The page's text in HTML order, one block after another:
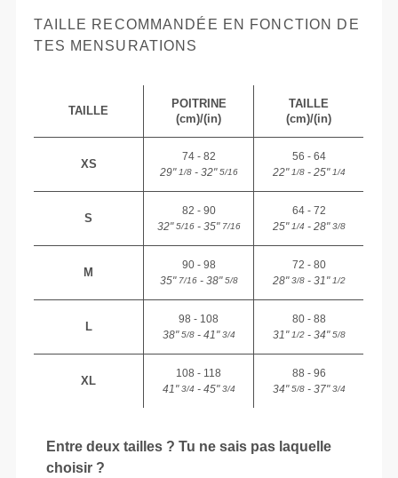
TAILLE RECOMMANDÉE EN FONCTION DE
TES MENSURATIONS
TAILLE
POITRINE
(cm)/(in)
TAILLE
(cm)/(in)
XS
74 - 82
29"1/8- 32"5/16
56 - 64
22"1/8- 25"1/4
S
82 - 90
32"5/16- 35"7/16
64 - 72
25"1/4 - 28"3/8
M
90 - 98
35"7/16- 38"5/8
72 - 80
28"3/8- 31"1/2
L
98 - 108
38"5/8- 41"3/4
80 - 88
31"1/2- 34"5/8
XL
108 - 118
41"3/4 - 45"3/4
88 - 96
34"5/8- 37"3/4
Entre deux tailles ? Tu ne sais pas laquelle
choisir ?